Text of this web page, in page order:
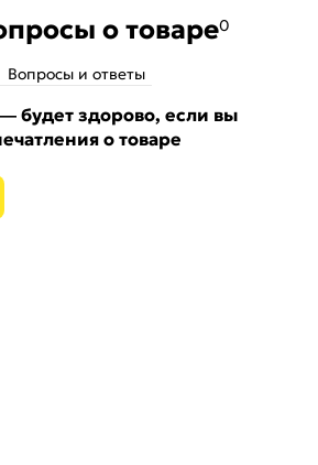
о товаре0
Вопросы и ответы
будет здорово, если вы
о товаре